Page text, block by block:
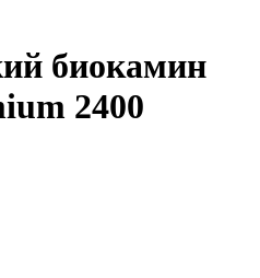
биокамин
2400